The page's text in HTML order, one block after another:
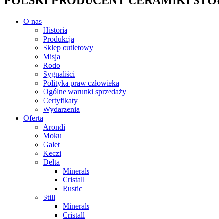
O nas
Historia
Produkcja
Sklep outletowy
Misja
Rodo
Sygnaliści
Polityka praw człowieka
Ogólne warunki sprzedaży
Certyfikaty
Wydarzenia
Oferta
Arondi
Moku
Galet
Keczi
Delta
Minerals
Cristall
Rustic
Still
Minerals
Cristall